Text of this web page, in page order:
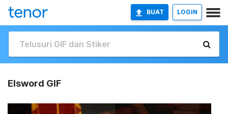
BUAT LOGIN
Elsword GIF